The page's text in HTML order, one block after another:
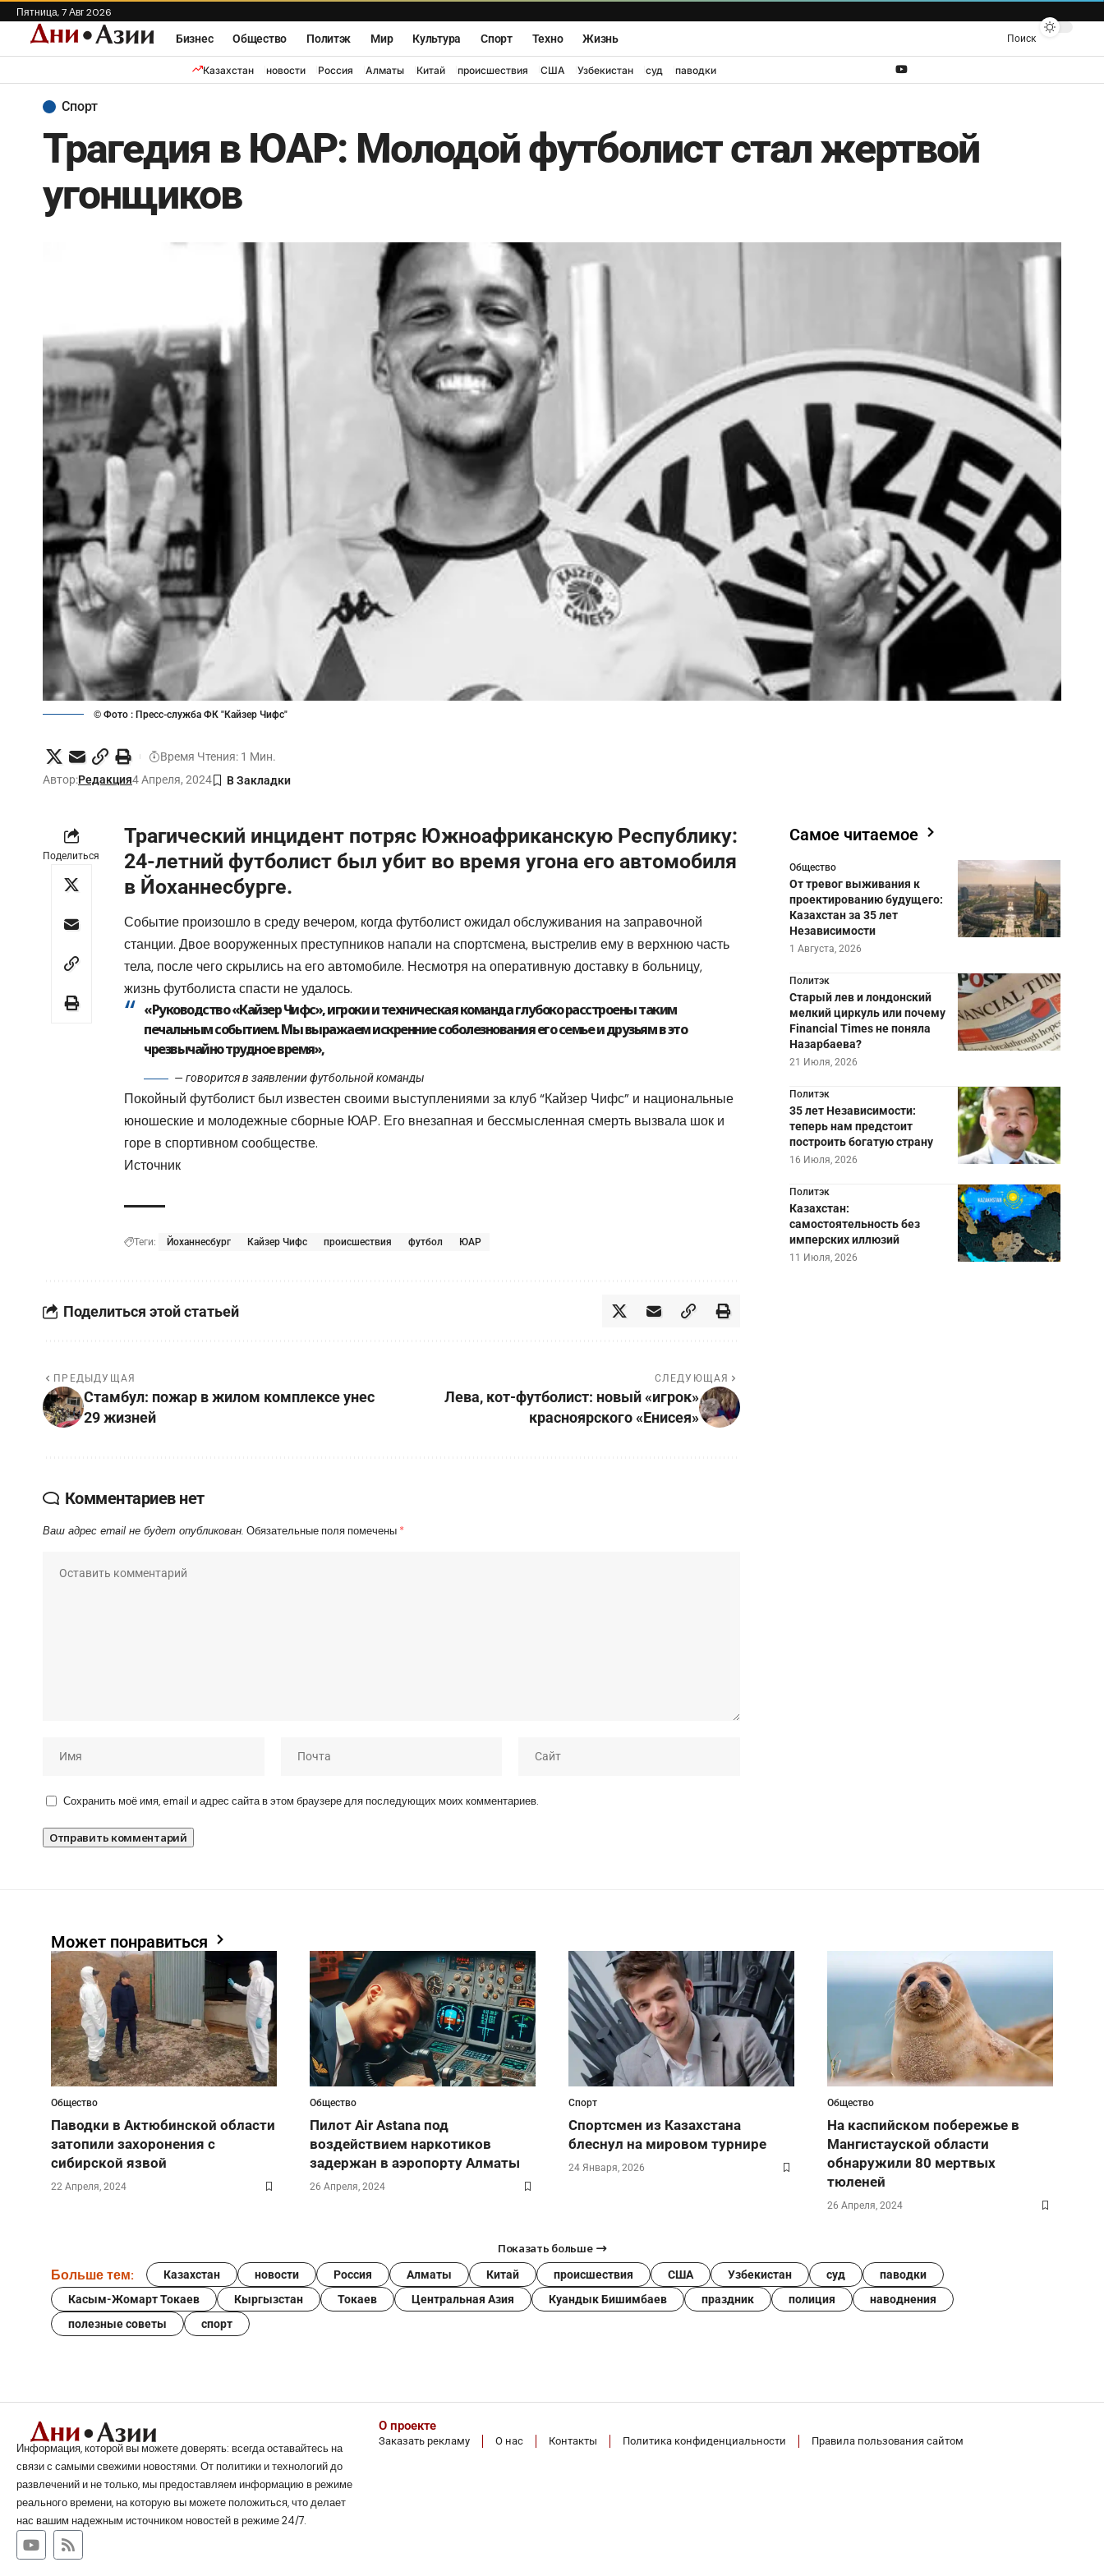
Пятница, 7 Авг 2026
Бизнес
Общество Политэк Мир Культура Спорт Техно Жизнь Поиск
Казахстан новости Россия Алматы Китай происшествия США Узбекистан суд паводки
Спорт
Трагедия в ЮАР: Молодой футболист стал жертвой
угонщиков
© Фото : Пресс-служба ФК "Кайзер Чифс"
Автор:Редакция4 Апреля, 2024
Время Чтения: 1 Мин.
Поделиться
Трагический инцидент потряс Южноафриканскую Республику:
24-летний футболист был убит во время угона его автомобиля
в Йоханнесбурге.
Событие произошло в среду вечером, когда футболист ожидал обслуживания на заправочной
станции. Двое вооруженных преступников напали на спортсмена, выстрелив ему в верхнюю часть
тела, после чего скрылись на его автомобиле. Несмотря на оперативную доставку в больницу,
жизнь футболиста спасти не удалось.
«Руководство «Кайзер Чифс», игроки и техническая команда глубоко расстроены таким
печальным событием. Мы выражаем искренние соболезнования его семье и друзьям в это
чрезвычайно трудное время»,
— говорится в заявлении футбольной команды
Покойный футболист был известен своими выступлениями за клуб “Кайзер Чифс” и национальные
юношеские и молодежные сборные ЮАР. Его внезапная и бессмысленная смерть вызвала шок и
горе в спортивном сообществе.
Источник
Теги: Йоханнесбург Кайзер Чифс происшествия футбол ЮАР
Поделиться этой статьей
ПРЕДЫДУЩАЯ
Стамбул: пожар в жилом комплексе унес
29 жизней
СЛЕДУЮЩАЯ
Лева, кот-футболист: новый «игрок»
красноярского «Енисея»
Комментариев нет
Ваш адрес email не будет опубликован. Обязательные поля помечены *
Сохранить моё имя, email и адрес сайта в этом браузере для последующих моих комментариев.
Самое читаемое
Общество
От тревог выживания к
проектированию будущего:
Казахстан за 35 лет
Независимости
1 Августа, 2026
Политэк
Старый лев и лондонский
мелкий циркуль или почему
Financial Times не поняла
Назарбаева?
21 Июля, 2026
Политэк
35 лет Независимости:
теперь нам предстоит
построить богатую страну
16 Июля, 2026
Политэк
Казахстан:
самостоятельность без
имперских иллюзий
11 Июля, 2026
Может понравиться
Общество
Паводки в Актюбинской области
затопили захоронения с
сибирской язвой
22 Апреля, 2024
Общество
Пилот Air Astana под
воздействием наркотиков
задержан в аэропорту Алматы
26 Апреля, 2024
Спорт
Спортсмен из Казахстана
блеснул на мировом турнире
24 Января, 2026
Общество
На каспийском побережье в
Мангистауской области
обнаружили 80 мертвых
тюленей
26 Апреля, 2024
Показать больше
Больше тем: Казахстан новости Россия Алматы Китай происшествия США Узбекистан суд
паводки
Касым-Жомарт Токаев
Кыргызстан Токаев Центральная Азия Куандык Бишимбаев праздник полиция
наводнения
полезные советы
спорт
Информация, которой вы можете доверять: всегда оставайтесь на
связи с самыми свежими новостями. От политики и технологий до
развлечений и не только, мы предоставляем информацию в режиме
реального времени, на которую вы можете положиться, что делает
нас вашим надежным источником новостей в режиме 24/7.
О проекте
Заказать рекламу О нас Контакты Политика конфиденциальности Правила пользования сайтом